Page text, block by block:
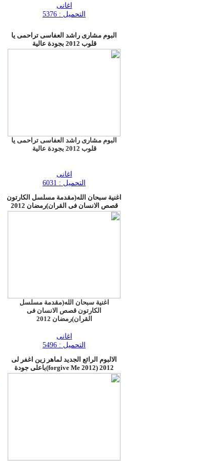
اغانى
التحميل : 5376
البوم مشارى راشد العفاسى تراحمى يا
قلوب 2012 بجودة عالية
البوم مشارى راشد العفاسى تراحمى يا
قلوب 2012 بجودة عالية
اغانى
التحميل : 6031
اغنية سبحان الله(مقدمة مسلسل الكارتون
قصص الانسان فى القران)رمضان 2012
اغنية سبحان الله(مقدمة مسلسل
الكارتون قصص الانسان فى
القران)رمضان 2012
اغانى
التحميل : 5496
الالبوم الرائع الجديد لماهر زين اغفر لى
2012 (forgive Me 2012)باعلى جودة